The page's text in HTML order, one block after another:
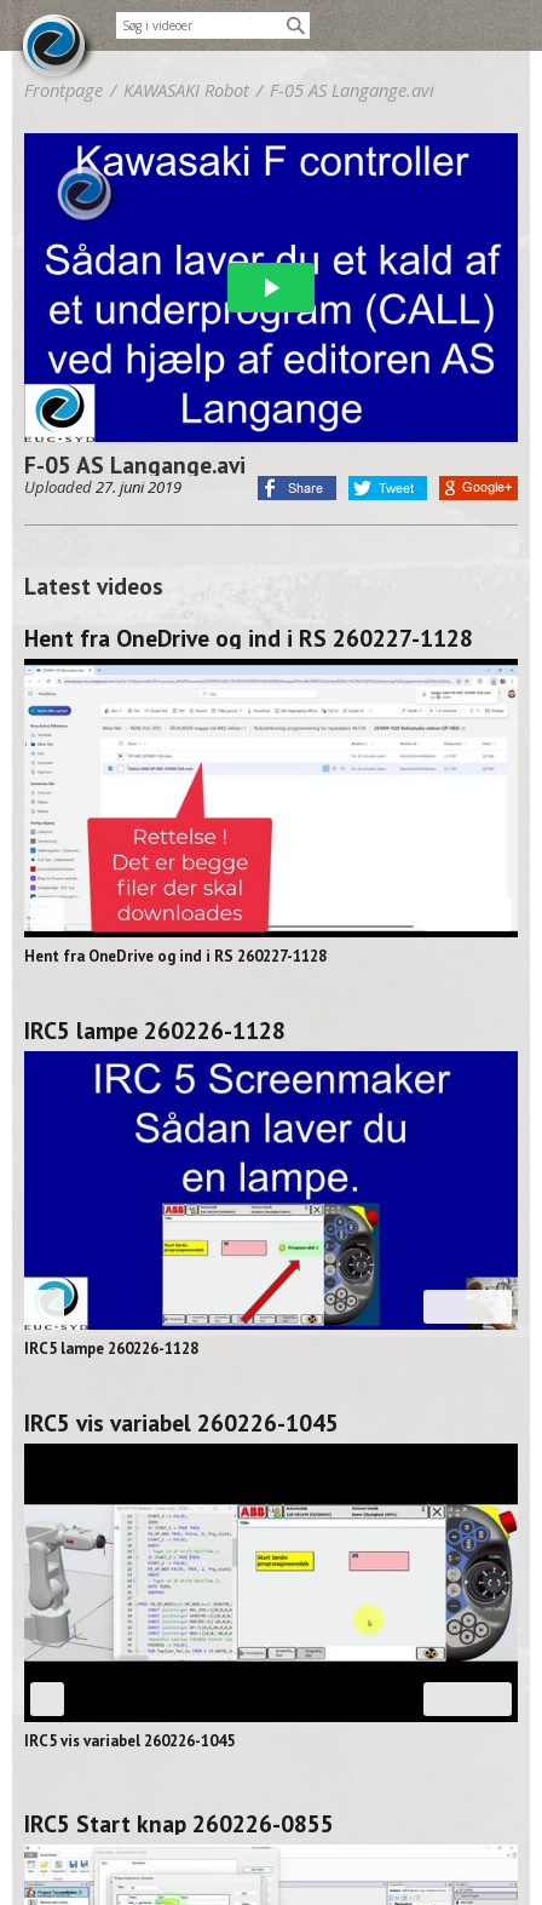
Frontpage / KAWASAKI Robot / F-05 AS Langange.avi
F-05 AS Langange.avi
Uploaded27. juni 2019
Latest videos
Hent fra OneDrive og ind i RS 260227-1128
Hent fra OneDrive og ind i RS 260227-1128
IRC5 lampe 260226-1128
IRC5 lampe 260226-1128
IRC5 vis variabel 260226-1045
IRC5 vis variabel 260226-1045
IRC5 Start knap 260226-0855